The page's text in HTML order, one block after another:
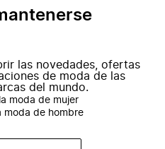
las novedades, ofertas
de moda de las
del mundo.
moda de mujer
moda de hombre